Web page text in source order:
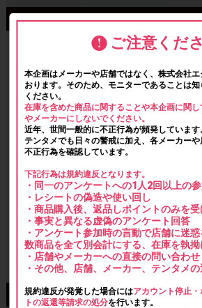
ご注意くだ
本企画はメーカーや店舗ではなく、株式会社
おります。そのため、モニターであることは
ください。
在庫を含めた商品に関することや本企画に関
やメーカーにしないでください。
近年、世間一般的に不正行為が頻発しています
テンタメでも日々の警戒に加え、各メーカー
不正行為を確認しています。
下記行為は規約違反となります。
・同一のアンケートへの1人2回以上の
・レシートの偽造や使い回し
・商品購入後、返品しポイントのみを
・事実と異なる虚偽のアンケート回答
・アンケート参加時の言動で店舗に迷
数商品を全て別会計にする、在庫を執拗
・店舗やメーカーへの直接の問い合わせ
・その他、店舗、メーカー、テンタメ
規約違反が発覚した場合にはアカウント停止
トの返還等請求の処分を行います。